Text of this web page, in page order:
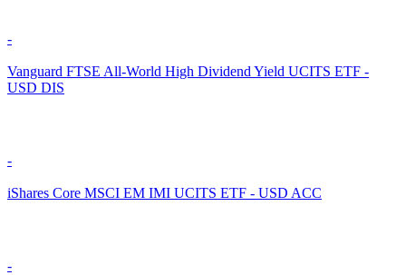
-
Vanguard FTSE All-World High Dividend Yield UCITS ETF -
USD DIS
-
iShares Core MSCI EM IMI UCITS ETF - USD ACC
-